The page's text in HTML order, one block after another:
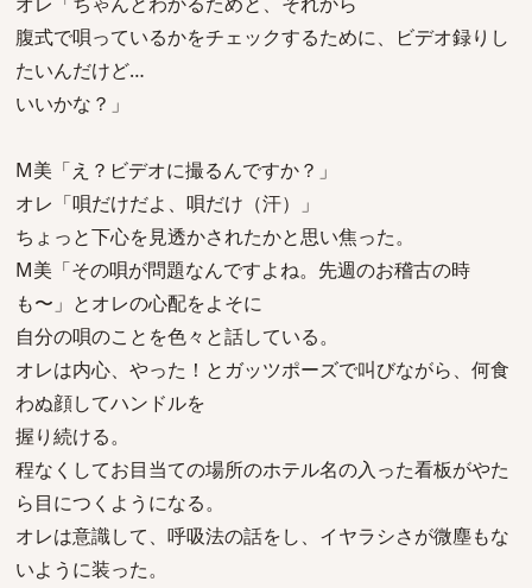
腹式で唄っているかをチェックするために、ビデオ録りし
たいんだけど…
いいかな？」
M美「え？ビデオに撮るんですか？」
オレ「唄だけだよ、唄だけ（汗）」
ちょっと下心を見透かされたかと思い焦った。
M美「その唄が問題なんですよね。先週のお稽古の時
も〜」とオレの心配をよそに
自分の唄のことを色々と話している。
オレは内心、やった！とガッツポーズで叫びながら、何食
わぬ顔してハンドルを
握り続ける。
程なくしてお目当ての場所のホテル名の入った看板がやた
ら目につくようになる。
オレは意識して、呼吸法の話をし、イヤラシさが微塵もな
いように装った。